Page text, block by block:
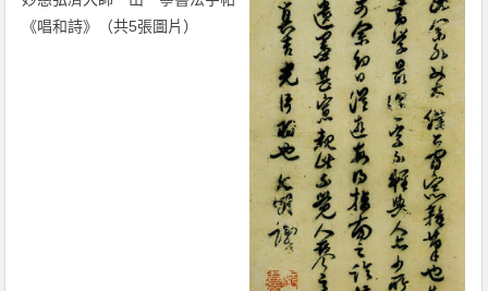
《唱和詩》（共5張圖片）